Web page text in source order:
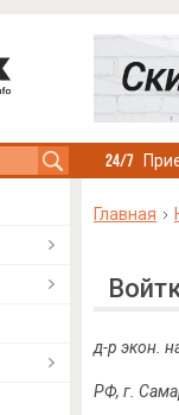
Главная
д-р экон.
РФ, г.